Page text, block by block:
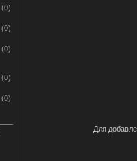
(0)
(0)
(0)
(0)
(0)
Для